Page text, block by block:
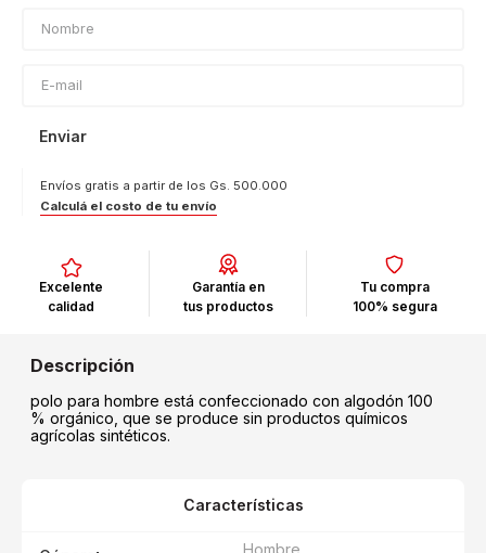
Enviar
Envíos gratis a partir de los Gs. 500.000
Calculá el costo de tu envío
Excelente
calidad
Garantía en
tus productos
Tu compra
100% segura
polo para hombre está confeccionado con algodón 100
% orgánico, que se produce sin productos químicos
agrícolas sintéticos.
Características
Hombre